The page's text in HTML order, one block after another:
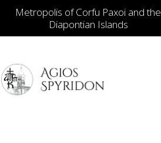
Metropolis of Corfu Paxoi and the
Diapontian Islands